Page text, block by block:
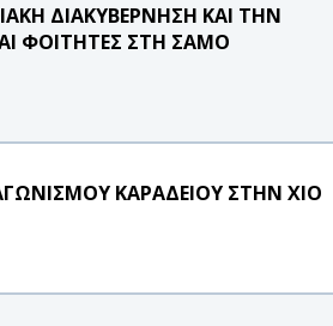
ΔΙΑΚΥΒΕΡΝΗΣΗ ΚΑΙ ΤΗΝ
ΦΟΙΤΗΤΕΣ ΣΤΗ ΣΑΜΟ
ΚΑΡΑΔΕΙΟΥ ΣΤΗΝ ΧΙΟ